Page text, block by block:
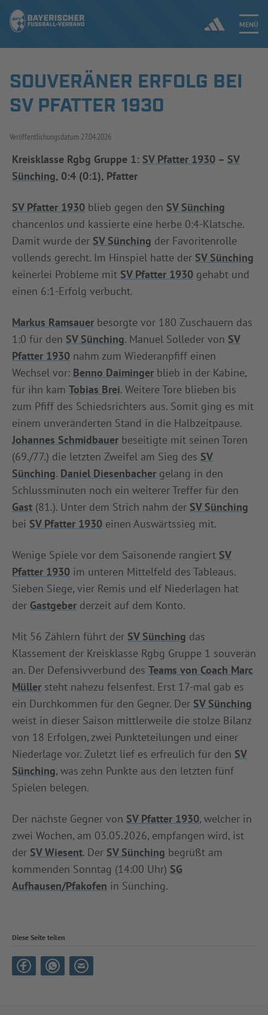
MENÜ
Jetzt einloggen
SPIELBETRIEB & VERBANDSLEBEN
AUSBILDUNG & FÖRDERUNG
DER VERBAND
SPIELPLUS
SOUVERÄNER ERFOLG BEI
SV PFATTER 1930
Veröffentlichungsdatum 27.04.2026
Kreisklasse Rgbg Gruppe 1: SV Pfatter 1930 – SV
Sünching, 0:4 (0:1), Pfatter
SV Pfatter 1930 blieb gegen den SV Sünching
chancenlos und kassierte eine herbe 0:4-Klatsche.
Damit wurde der SV Sünching der Favoritenrolle
vollends gerecht. Im Hinspiel hatte der SV Sünching
keinerlei Probleme mit SV Pfatter 1930 gehabt und
einen 6:1-Erfolg verbucht.
Markus Ramsauer besorgte vor 180 Zuschauern das
1:0 für den SV Sünching. Manuel Solleder von SV
Pfatter 1930 nahm zum Wiederanpfiff einen
Wechsel vor: Benno Daiminger blieb in der Kabine,
für ihn kam Tobias Brei. Weitere Tore blieben bis
zum Pfiff des Schiedsrichters aus. Somit ging es mit
einem unveränderten Stand in die Halbzeitpause.
Johannes Schmidbauer beseitigte mit seinen Toren
(69./77.) die letzten Zweifel am Sieg des SV
Sünching. Daniel Diesenbacher gelang in den
Schlussminuten noch ein weiterer Treffer für den
Gast (81.). Unter dem Strich nahm der SV Sünching
bei SV Pfatter 1930 einen Auswärtssieg mit.
Wenige Spiele vor dem Saisonende rangiert SV
Pfatter 1930 im unteren Mittelfeld des Tableaus.
Sieben Siege, vier Remis und elf Niederlagen hat
der Gastgeber derzeit auf dem Konto.
Mit 56 Zählern führt der SV Sünching das
Klassement der Kreisklasse Rgbg Gruppe 1 souverän
an. Der Defensivverbund des Teams von Coach Marc
Müller steht nahezu felsenfest. Erst 17-mal gab es
ein Durchkommen für den Gegner. Der SV Sünching
weist in dieser Saison mittlerweile die stolze Bilanz
von 18 Erfolgen, zwei Punkteteilungen und einer
Niederlage vor. Zuletzt lief es erfreulich für den SV
Sünching, was zehn Punkte aus den letzten fünf
Spielen belegen.
Der nächste Gegner von SV Pfatter 1930, welcher in
zwei Wochen, am 03.05.2026, empfangen wird, ist
der SV Wiesent. Der SV Sünching begrüßt am
kommenden Sonntag (14:00 Uhr) SG
Aufhausen/Pfakofen in Sünching.
Diese Seite teilen